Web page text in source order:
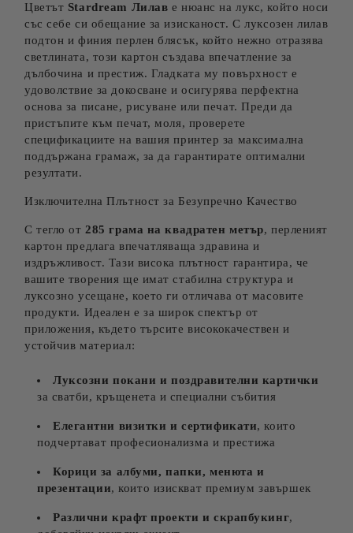
Цветът Stardream Лилав е нюанс на лукс, който носи
със себе си обещание за изисканост. С луксозен лилав
подтон и финия перлен блясък, който нежно отразява
светлината, този картон създава впечатление за
дълбочина и престиж. Гладката му повърхност е
удоволствие за докосване и осигурява перфектна
основа за писане, рисуване или печат. Преди да
пристъпите към печат, моля, проверете
спецификациите на вашия принтер за максимална
поддържана грамаж, за да гарантирате оптимални
резултати.
Изключителна Плътност за Безупречно Качество
С тегло от 285 грама на квадратен метър, перленият
картон предлага впечатляваща здравина и
издръжливост. Тази висока плътност гарантира, че
вашите творения ще имат стабилна структура и
луксозно усещане, което ги отличава от масовите
продукти. Идеален е за широк спектър от
приложения, където търсите висококачествен и
устойчив материал:
Луксозни покани и поздравителни картички
за сватби, кръщенета и специални събития
Елегантни визитки и сертификати, които
подчертават професионализма и престижа
Корици за албуми, папки, менюта и
презентации, които изискват премиум завършек
Различни крафт проекти и скрапбукинг,